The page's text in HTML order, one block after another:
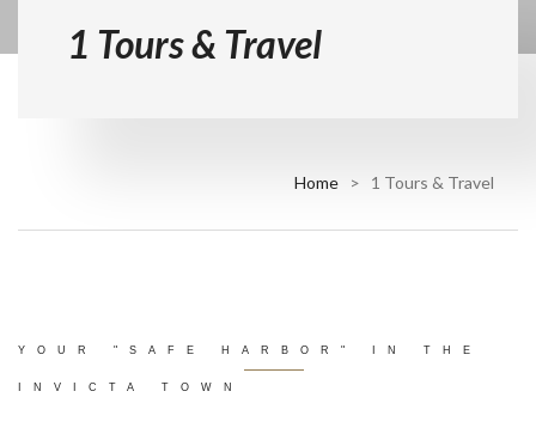
1 Tours & Travel
Home > 1 Tours & Travel
YOUR "SAFE HARBOR" IN THE
INVICTA TOWN